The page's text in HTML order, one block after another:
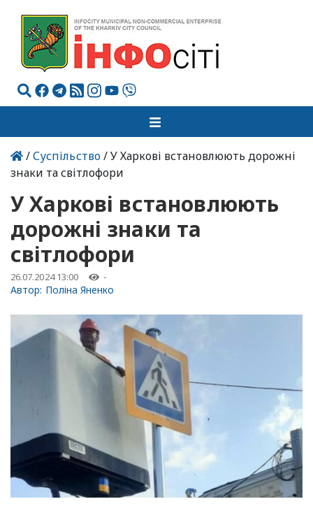
/Суспільство/ У Харкові встановлюють дорожні
знаки та світлофори
У Харкові встановлюють
дорожні знаки та
світлофори
26.07.2024 13:00 -
Автор: Поліна Яненко